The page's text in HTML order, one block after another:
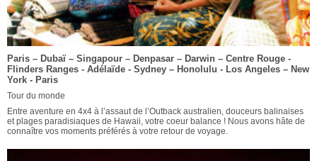
Paris – Dubaï – Singapour – Denpasar – Darwin – Centre Rouge -
Flinders Ranges - Adélaïde - Sydney – Honolulu - Los Angeles – New
York - Paris
Tour du monde
Entre aventure en 4x4 à l’assaut de l’Outback australien, douceurs balinaises
et plages paradisiaques de Hawaii, votre coeur balance ! Nous avons hâte de
connaître vos moments préférés à votre retour de voyage.